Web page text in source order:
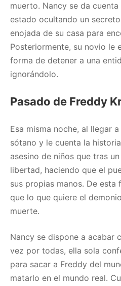
muerto. Nancy se da
estado ocultando un
enojada de su casa para
Posteriormente, su novio le
forma de detener a una
ignorándolo.
Pasado de Freddy
Esa misma noche, al llegar
sótano y le cuenta la
asesino de niños que tras
libertad, haciendo que el
sus propias manos. De esta
que lo que quiere el
muerte.
Nancy se dispone a acabar
vez por todas, ella sola
para sacar a Freddy del
matarlo en el mundo real.